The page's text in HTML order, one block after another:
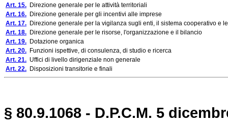
Art. 15. Direzione generale per le attività territoriali
Art. 16. Direzione generale per gli incentivi alle imprese
Art. 17. Direzione generale per la vigilanza sugli enti, il sistema cooperativo e
Art. 18. Direzione generale per le risorse, l'organizzazione e il bilancio
Art. 19. Dotazione organica
Art. 20. Funzioni ispettive, di consulenza, di studio e ricerca
Art. 21. Uffici di livello dirigenziale non generale
Art. 22. Disposizioni transitorie e finali
§ 80.9.1068 - D.P.C.M. 5